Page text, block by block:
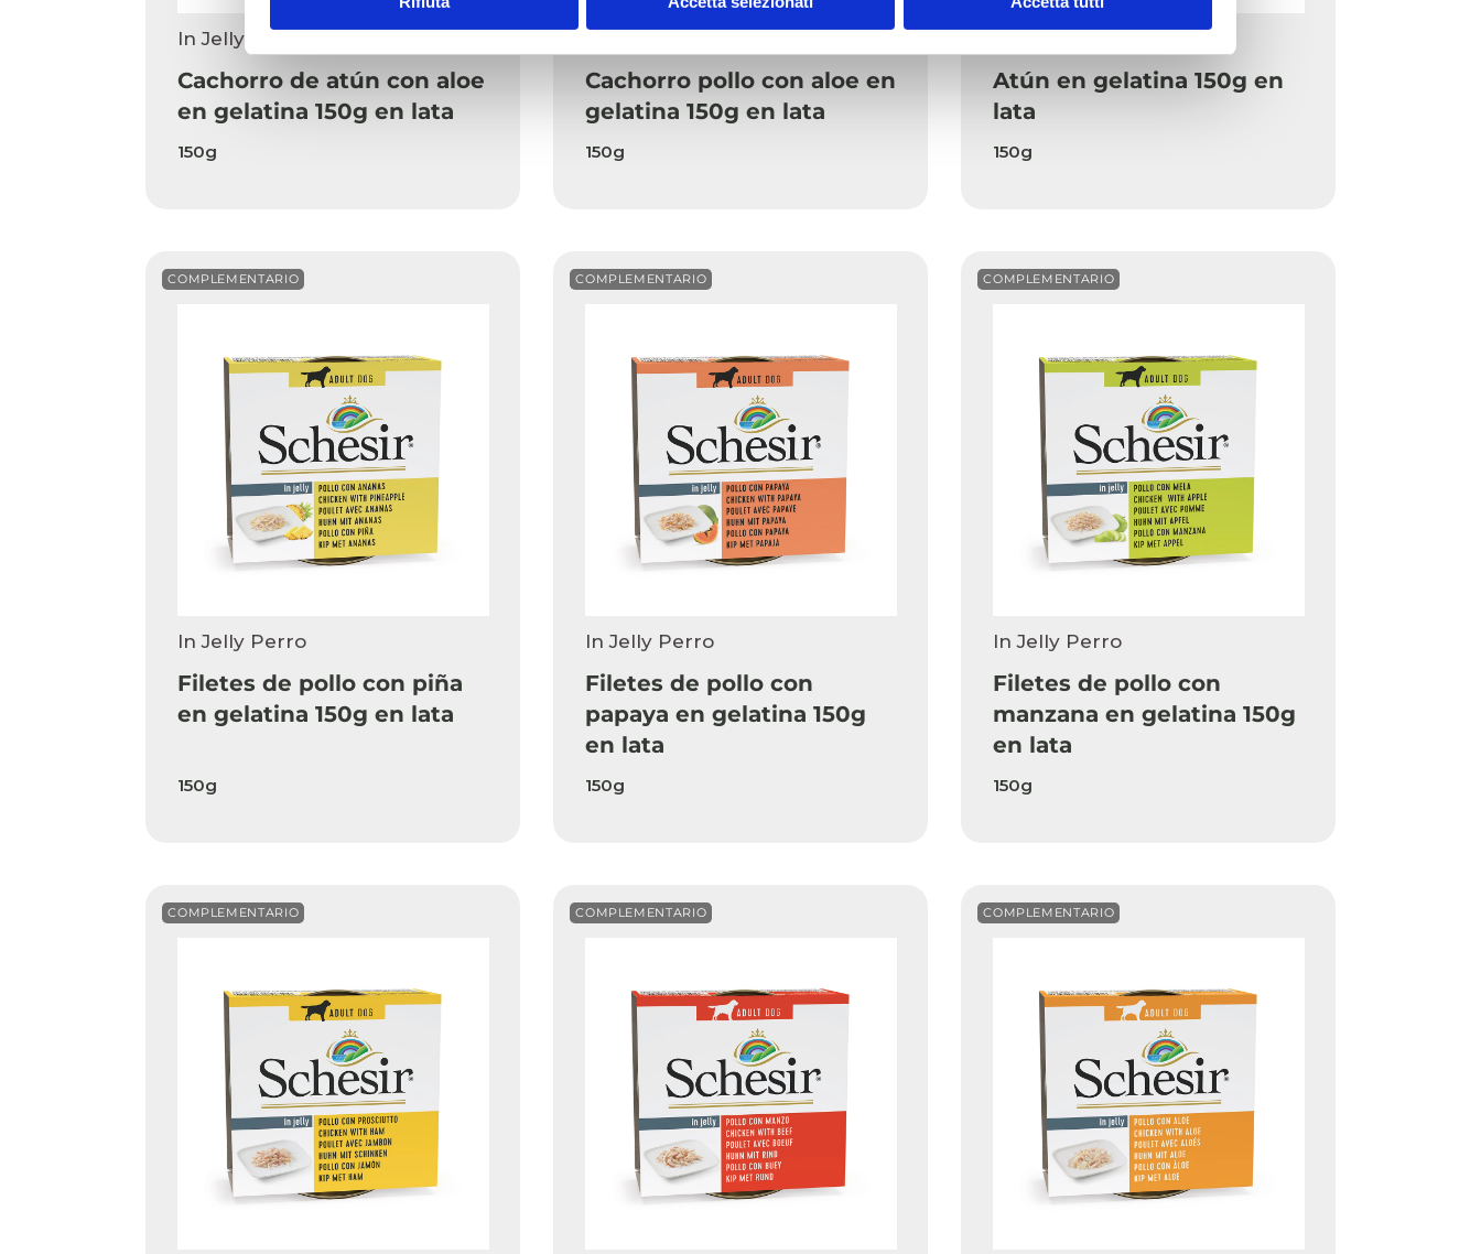
In Jelly Perro
Cachorro de atún con aloe
en gelatina 150g en lata
150g
Cachorro pollo con aloe en
gelatina 150g en lata
150g
Atún en gelatina 150g en
lata
150g
COMPLEMENTARIO
In Jelly Perro
Filetes de pollo con piña
en gelatina 150g en lata
150g
COMPLEMENTARIO
In Jelly Perro
Filetes de pollo con
papaya en gelatina 150g
en lata
150g
COMPLEMENTARIO
In Jelly Perro
Filetes de pollo con
manzana en gelatina 150g
en lata
150g
COMPLEMENTARIO COMPLEMENTARIO COMPLEMENTARIO